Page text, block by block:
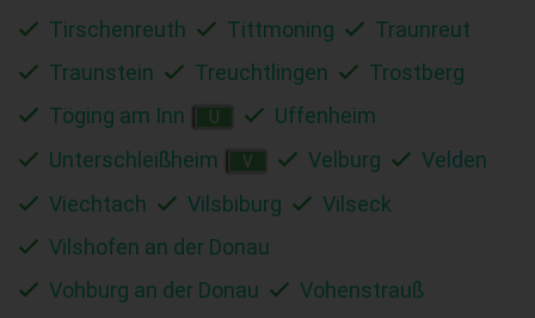
Tirschenreuth
Tittmoning
Traunreut
Traunstein
Treuchtlingen
Trostberg
Töging am Inn
U
Uffenheim
Unterschleißheim
V Velburg
Velden
Viechtach
Vilsbiburg
Vilseck
Vilshofen an der Donau
Vohburg an der Donau
Vohenstrauß